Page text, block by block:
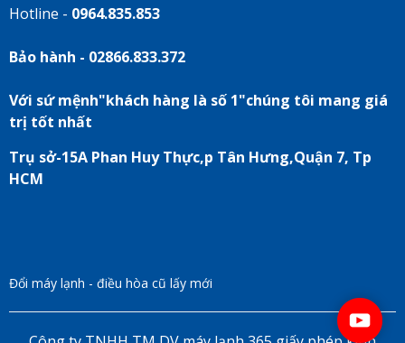
Hotline - 0964.835.853
Bảo hành - 02866.833.372
Với sứ mệnh"khách hàng là số 1"chúng tôi mang giá
trị tốt nhất
Trụ sở-15A Phan Huy Thực,p Tân Hưng,Quận 7, Tp
HCM
Đổi máy lạnh - điều hòa cũ lấy mới